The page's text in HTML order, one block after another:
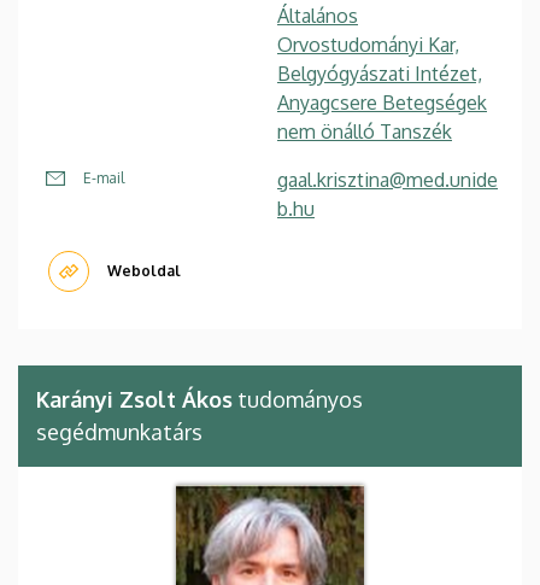
Általános
Orvostudományi Kar,
Belgyógyászati Intézet,
Anyagcsere Betegségek
nem önálló Tanszék
E-mail
gaal.krisztina@med.unide
b.hu
Weboldal
Karányi Zsolt Ákos tudományos
segédmunkatárs